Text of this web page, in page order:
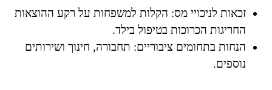
זכאות לניכויי מס: הקלות למשפחות על רקע ההוצאות
החריגות הכרוכות בטיפול בילד.
הנחות בתחומים ציבוריים: תחבורה, חינוך ושירותים
נוספים.